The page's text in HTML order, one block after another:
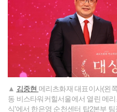
▲ 김중현 메리츠화재 대표이사(왼
동 비스타워커힐서울에서 열린 메
식’에서 한은영 순천센터 탑2본부